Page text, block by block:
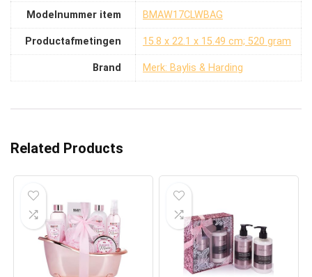
Modelnummer item ‎BMAW17CLWBAG
Productafmetingen ‎15.8 x 22.1 x 15.49 cm; 520 gram
Brand Merk: Baylis & Harding
Related Products